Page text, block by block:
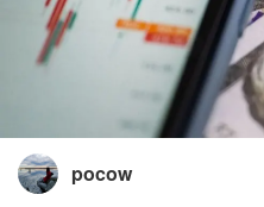
pocow